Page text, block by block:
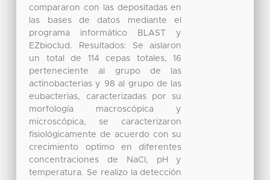
compararon con las depositadas en
las bases de datos mediante el
programa informático BLAST y
EZbioclud. Resultados: Se aislaron
un total de 114 cepas totales, 16
perteneciente al grupo de las
actinobacterias y 98 al grupo de las
eubacterias, caracterizadas por su
morfología macroscópica y
microscópica, se caracterizaron
fisiológicamente de acuerdo con su
crecimiento optimo en diferentes
concentraciones de NaCl, pH y
temperatura. Se realizo la detección